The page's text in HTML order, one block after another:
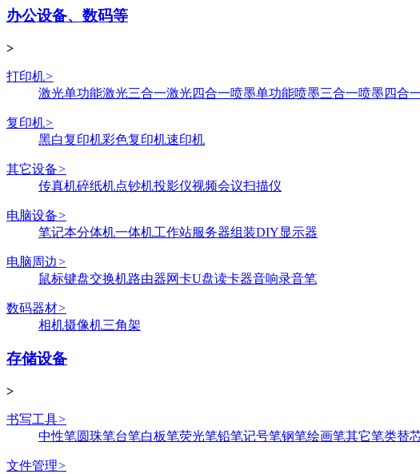
办公设备、数码等
>
打印机>
激光单功能激光三合一激光四合一喷墨单功能喷墨三合一喷墨四合
复印机>
黑白复印机彩色复印机速印机
其它设备>
传真机碎纸机点钞机投影仪视频会议扫描仪
电脑设备>
笔记本分体机一体机工作站服务器组装DIY显示器
电脑周边>
鼠标键盘交换机路由器网卡U盘读卡器音响录音笔
数码器材>
相机摄像机三角架
存储设备
>
书写工具>
中性笔圆珠笔台笔白板笔荧光笔铅笔记号笔钢笔绘画笔其它笔类替
文件管理>